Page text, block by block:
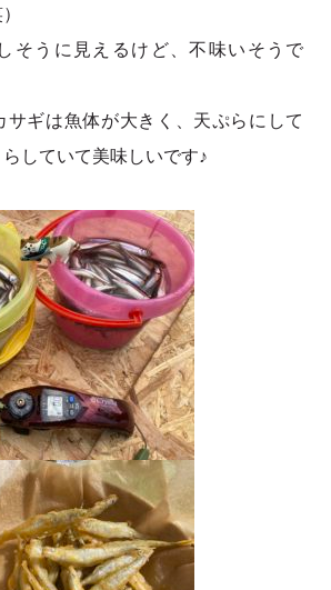
そうに見えるけど、不味いそうで
サギは魚体が大きく、天ぷらにして
していて美味しいです♪